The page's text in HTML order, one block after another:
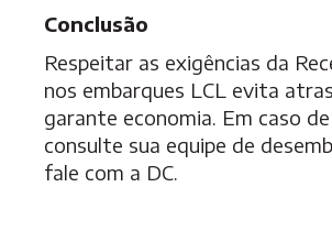
Conclusão
Respeitar as exigências da
nos embarques LCL evita
garante economia. Em caso
consulte sua equipe de
fale com a DC.